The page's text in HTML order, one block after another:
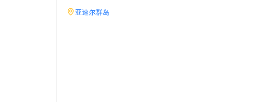
亚速尔群岛